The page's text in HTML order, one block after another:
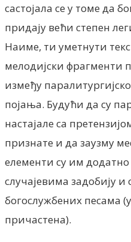
састојала се у томе да
придају већи степен
Наиме, ти уметнути
мелодијски фрагменти
између
појања. Будући да су
настајале са
признате и да заузму
елементи су им
случајевима задобију
богослужбених песама
причастена).